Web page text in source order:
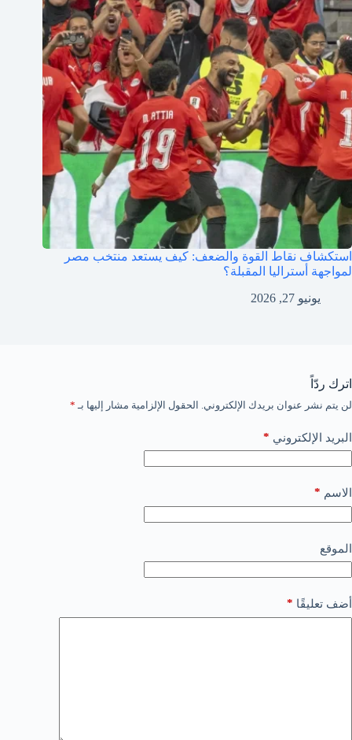
استكشاف نقاط القوة والضعف: كيف يستعد منتخب مصر
لمواجهة أستراليا المقبلة؟
يونيو 27, 2026
اترك ردّاً
لن يتم نشر عنوان بريدك الإلكتروني. الحقول الإلزامية مشار إليها بـ *
البريد الإلكتروني *
الاسم *
الموقع
أضف تعليقًا *